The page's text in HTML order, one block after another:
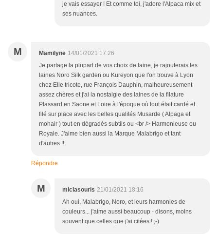
je vais essayer ! Et comme toi, j'adore l'Alpaca mix et
ses nuances.
M Mamilyne 14/01/2021 17:26
Je partage la plupart de vos choix de laine, je rajouterais les
laines Noro Silk garden ou Kureyon que l'on trouve à Lyon
chez Elle tricote, rue François Dauphin, malheureusement
assez chères et j'ai la nostalgie des laines de la filature
Plassard en Saone et Loire à l'époque où tout était cardé et
filé sur place avec les belles qualités Musarde ( Alpaga et
mohair ) tout en dégradés subtils ou <br /> Harmonieuse ou
Royale. J'aime bien aussi la Marque Malabrigo et tant
d'autres !!
Répondre
M miclasouris 21/01/2021 18:16
Ah oui, Malabrigo, Noro, et leurs harmonies de
couleurs... j'aime aussi beaucoup - disons, moins
souvent que celles que j'ai citées ! ;-)